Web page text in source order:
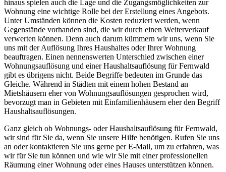
hinaus spielen auch die Lage und die Zugangsmöglichkeiten zur
Wohnung eine wichtige Rolle bei der Erstellung eines Angebots.
Unter Umständen können die Kosten reduziert werden, wenn
Gegenstände vorhanden sind, die wir durch einen Weiterverkauf
verwerten können. Denn auch darum kümmern wir uns, wenn Sie
uns mit der Auflösung Ihres Haushaltes oder Ihrer Wohnung
beauftragen. Einen nennenswerten Unterschied zwischen einer
Wohnungsauflösung und einer Haushaltsauflösung für Fernwald
gibt es übrigens nicht. Beide Begriffe bedeuten im Grunde das
Gleiche. Während in Städten mit einem hohen Bestand an
Mietshäusern eher von Wohnungsauflösungen gesprochen wird,
bevorzugt man in Gebieten mit Einfamilienhäusern eher den Begriff
Haushaltsauflösungen.
Ganz gleich ob Wohnungs- oder Haushaltsauflösung für Fernwald,
wir sind für Sie da, wenn Sie unsere Hilfe benötigen. Rufen Sie uns
an oder kontaktieren Sie uns gerne per E-Mail, um zu erfahren, was
wir für Sie tun können und wie wir Sie mit einer professionellen
Räumung einer Wohnung oder eines Hauses unterstützen können.